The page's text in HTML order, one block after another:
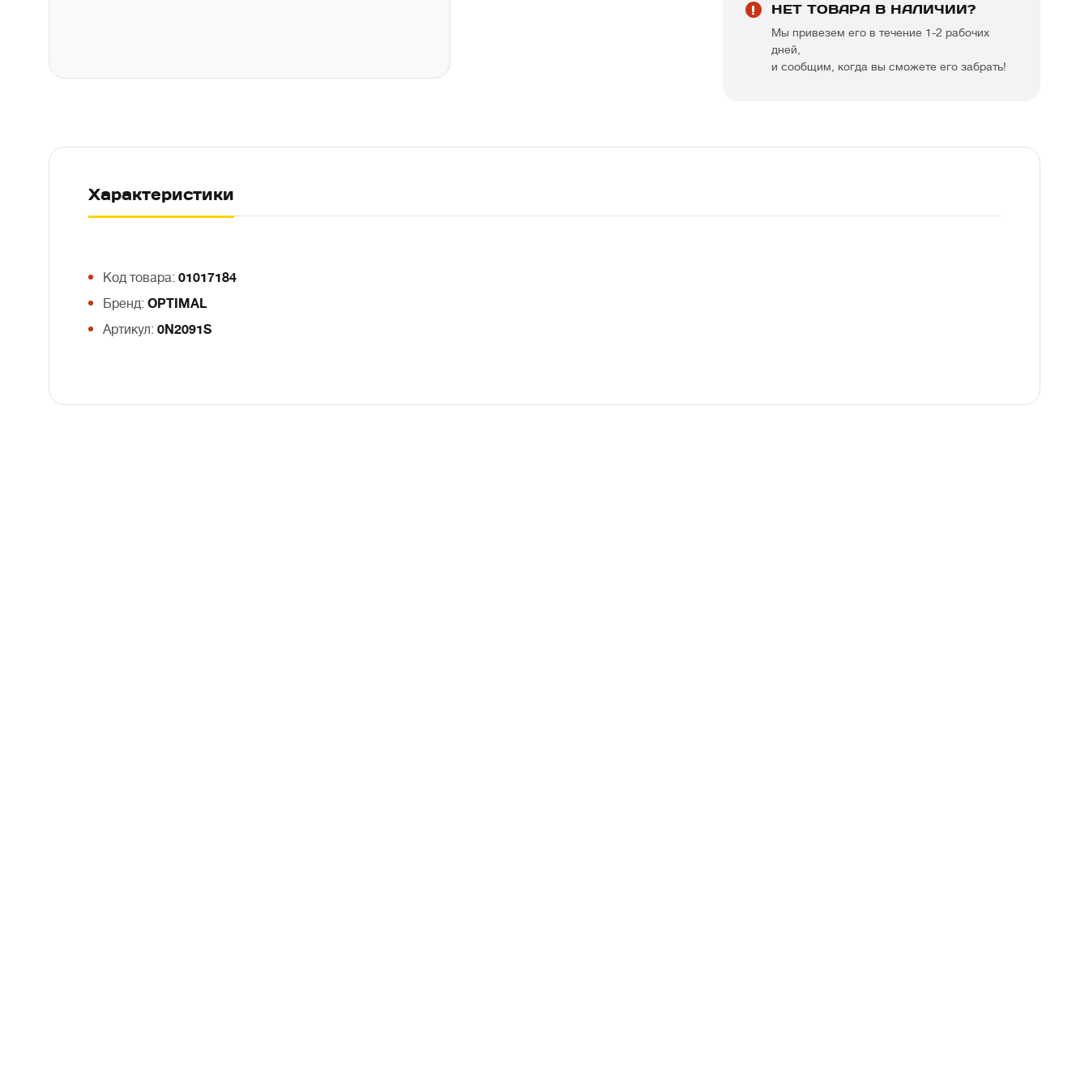
НЕТ ТОВАРА В НАЛИЧИИ?
Мы привезем его в течение 1-2 рабочих
дней,
и сообщим, когда вы сможете его забрать!
Характеристики
Код товара: 01017184
Бренд: OPTIMAL
Артикул: 0N2091S